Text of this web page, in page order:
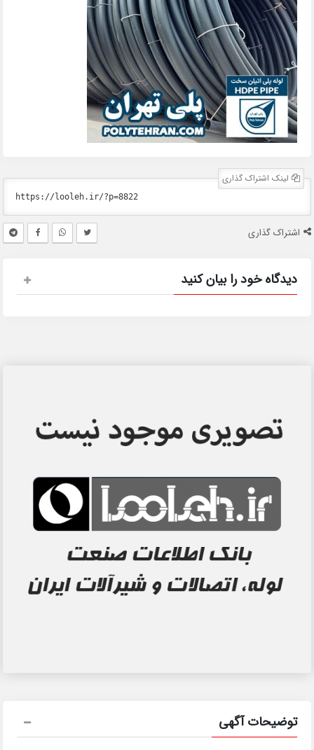
لینک اشتراک گذاری
اشتراک گذاری
دیدگاه خود را بیان کنید
توضیحات آگهی